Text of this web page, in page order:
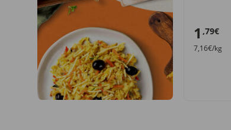
1 ,79€
7,16€/kg